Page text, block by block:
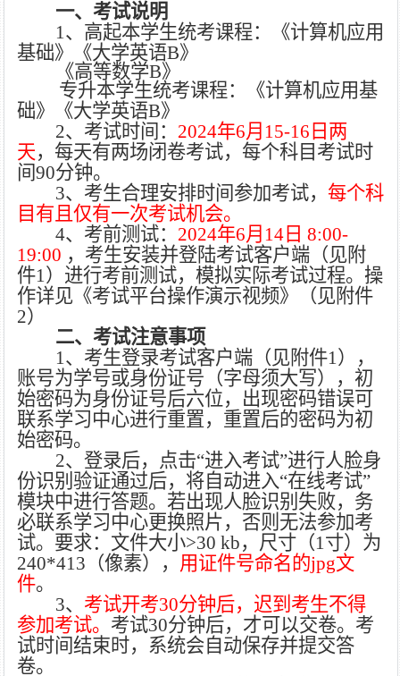
一、考试说明
1、高起本学生统考课程：
《计算机应用
基础》
《大学英语B》
《高等数学B》
专升本学生统考课程：
《计算机应用基
础》
《大学英语B》
2、考试时间： 2024年6月15-16日两
天，每天有两场闭卷考试，每个科目考试时
间90分钟。
3、考生合理安排时间参加考试， 每个科
目有且仅有一次考试机会。
4、考前测试： 2024年6月14日8:00-
19:00 ，考生安装并登陆考试客户端（见附
件1）进行考前测试，模拟实际考试过程。操
作详见《考试平台操作演示视频》（见附件
2）
二、考试注意事项
1、考生登录考试客户端 （见附件1）
，
账号为学号或身份证号（字母须大写），初
始密码为身份证号后六位，出现密码错误可
联系学习中心进行重置，重置后的密码为初
始密码。
2、 登录后， 点击“进入考试”进行人脸身
份识别验证通过后，将自动进入“在线考试”
模块中进行答题。若出现人脸识别失败，务
必联系学习中心更换照片，否则无法参加考
试。要求：文件大小>30 kb，尺寸（1寸）为
240*413 （像素）， 用证件号命名的jpg文
件。
3、 考试开考30分钟后，迟到考生不得
参加考试。 考试30分钟后，才可以交卷。 考
试时间结束时，系统会自动保存并提交答
卷。